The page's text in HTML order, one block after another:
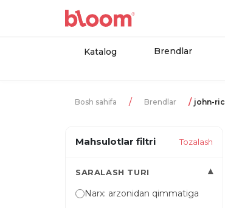
Katalog Brendlar
Bosh sahifa Brendlar john-
Mahsulotlar filtri Tozalash
SARALASH TURI ▾
Narx: arzonidan qimmatiga